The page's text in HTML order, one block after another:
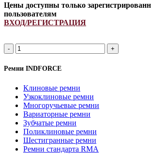
Цены доступны только
пользователям
ВХОД/РЕГИСТРАЦИЯ
Ремень
87441272/
84292913/
R135193/
L101411/
INDFORCE
quantity
Ремни INDFORCE
Клиновые ремни
Узкоклиновые ремни
Многоручьевые ремни
Вариаторные ремни
Зубчатые ремни
Поликлиновые ремни
Шестигранные ремни
Ремни стандарта RMA